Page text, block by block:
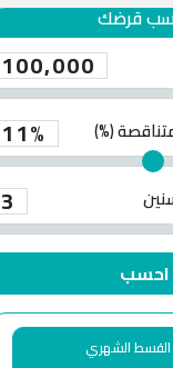
قرضك
100,000
(%)
11%
3
احسب
الشهري